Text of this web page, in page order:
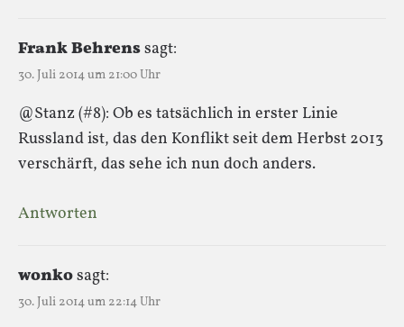
Frank Behrenssagt:
30. Juli 2014 um 21:00 Uhr
@Stanz (#8): Ob es tatsächlich in erster Linie
Russland ist, das den Konflikt seit dem Herbst 2013
verschärft, das sehe ich nun doch anders.
Antworten
wonkosagt:
30. Juli 2014 um 22:14 Uhr